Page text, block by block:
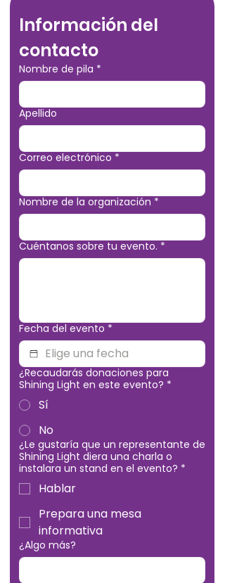
Información del
contacto
Nombre de pila *
Apellido
Correo electrónico *
Nombre de la organización *
Cuéntanos sobre tu evento. *
Fecha del evento *
¿Recaudarás donaciones para
Shining Light en este evento? *
Sí
No
¿Le gustaría que un representante de
Shining Light diera una charla o
instalara un stand en el evento? *
Hablar
Prepara una mesa
informativa
¿Algo más?